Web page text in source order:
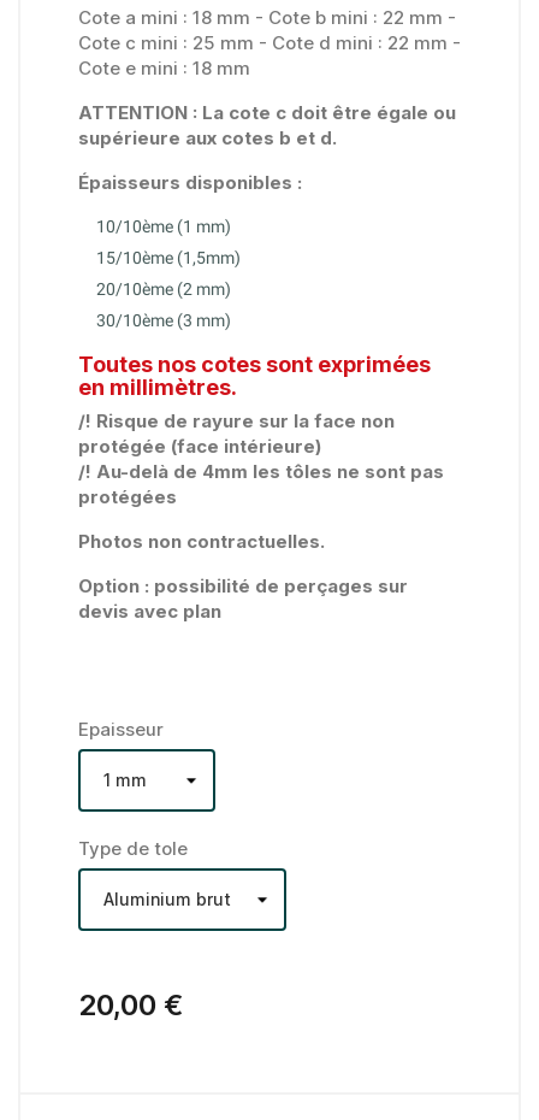
Cote a mini : 18 mm - Cote b mini : 22 mm -
Cote c mini : 25 mm - Cote d mini : 22 mm -
Cote e mini : 18 mm
ATTENTION : La cote c doit être égale ou
supérieure aux cotes b et d.
Épaisseurs disponibles :
10/10ème (1 mm)
15/10ème (1,5mm)
20/10ème (2 mm)
30/10ème (3 mm)
Toutes nos cotes sont exprimées
en millimètres.
/! Risque de rayure sur la face non
protégée (face intérieure)
/! Au-delà de 4mm les tôles ne sont pas
protégées
Photos non contractuelles.
Option : possibilité de perçages sur
devis avec plan
Epaisseur
Type de tole
20,00 €